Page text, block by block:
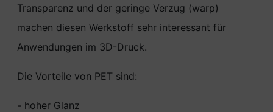
Transparenz und der geringe Verzug (warp)
machen diesen Werkstoff sehr interessant für
Anwendungen im 3D-Druck.
Die Vorteile von PET sind:
- hoher Glanz